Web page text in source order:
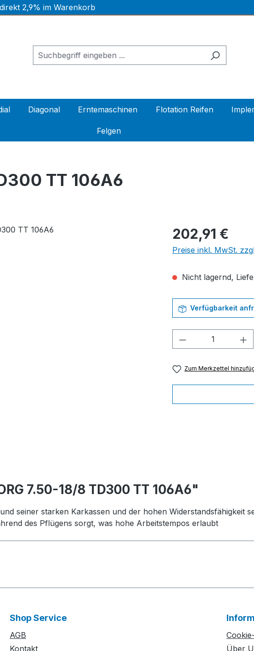
2,9% im Warenkorb
Diagonal Erntemaschinen Flotation Reifen
Felgen
TT 106A6
Regulärer Preis:
202,91 €
Preise inkl. MwSt.
Nicht lagernd,
Verfügbarkeit
Produkt
Zum Merkzettel
7.50-18/8 TD300 TT 106A6"
seiner starken Karkassen und der hohen Widerstandsfähigkeit
des Pflügens sorgt, was hohe Arbeitstempos erlaubt
Shop Service
AGB
Kontakt
Über